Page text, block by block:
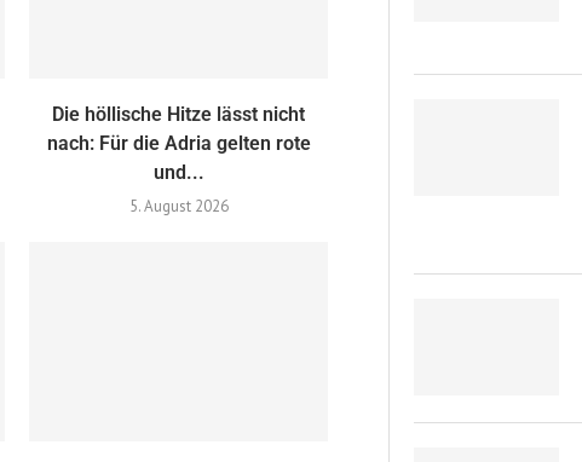
Die höllische Hitze lässt nicht
nach: Für die Adria gelten rote
und...
5. August 2026